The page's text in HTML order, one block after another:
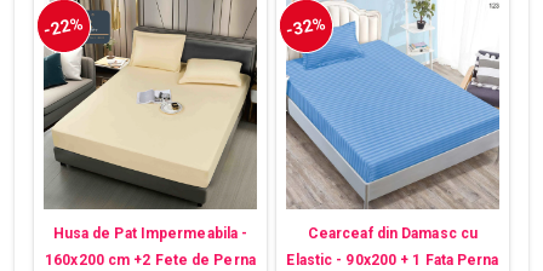
-22%
Husa de Pat Impermeabila -
160x200 cm +2 Fete de Perna
-32%
Cearceaf din Damasc cu
Elastic - 90x200 + 1 Fata Perna